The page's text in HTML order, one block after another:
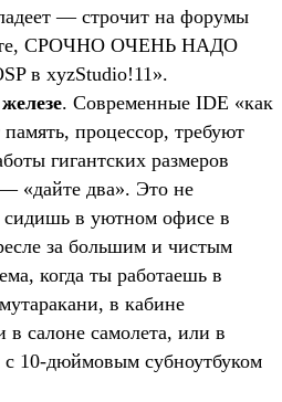
— строчит на форумы
СРОЧНО ОЧЕНЬ НАДО
в xyzStudio!11».
. Современные IDE «как
процессор, требуют
гигантских размеров
«дайте два». Это не
сидишь в уютном офисе в
за большим и чистым
когда ты работаешь в
в кабине
салоне самолета, или в
с 10-дюймовым субноутбуком